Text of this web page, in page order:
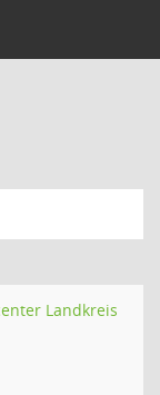
Landkreis